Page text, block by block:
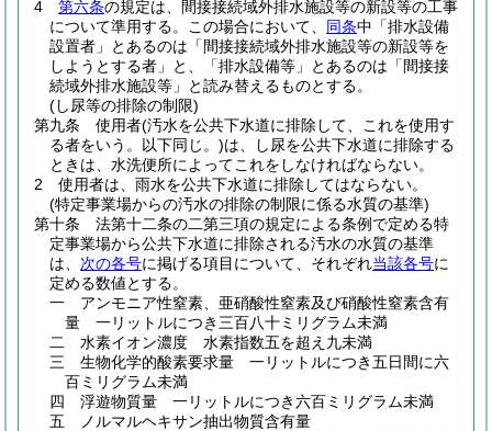
4
第六条の規定は、間接接続域外排水施設等の新設等の工事
について準用する。
この場合において、 同条中「排水設備
設置者」とあるのは「間接接続域外排水施設等の新設等を
しようとする者」と、「排水設備等」とあるのは「間接接
続域外排水施設等」と読み替えるものとする。
(し尿等の排除の制限)
第九条
使用者(汚水を公共下水道に排除して、これを使用す
る者をいう。以下同じ。)は、し尿を公共下水道に排除する
ときは、水洗便所によってこれをしなければならない。
2
使用者は、雨水を公共下水道に排除してはならない。
(特定事業場からの汚水の排除の制限に係る水質の基準)
第十条
法第十二条の二第三項の規定による条例で定める特
定事業場から公共下水道に排除される汚水の水質の基準
は、 次の各号に掲げる項目について、それぞれ当該各号に
定める数値とする。
一
アンモニア性窒素、亜硝酸性窒素及び硝酸性窒素含有
量 一リットルにつき三百八十ミリグラム未満
二
水素イオン濃度 水素指数五を超え九未満
三
生物化学的酸素要求量 一リットルにつき五日間に六
百ミリグラム未満
四
浮遊物質量 一リットルにつき六百ミリグラム未満
五
ノルマルヘキサン抽出物質含有量